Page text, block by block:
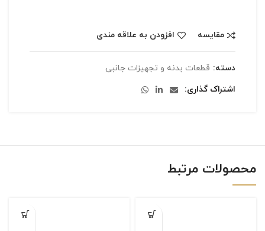
مقایسه افزودن به علاقه مندی
دسته: قطعات بدنه و تجهیزات جانبی
اشتراک گذاری
محصولات مرتبط